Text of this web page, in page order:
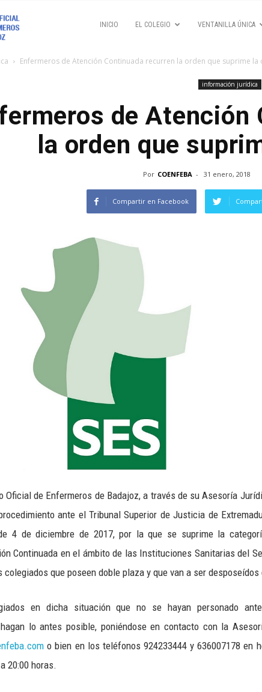
INICIO EL COLEGIO VENTANILLA ÚNICA
Enfermeros de Atención Continuada recurren la orden que suprime la
información jurídica
de Atención
la orden que
Por COENFEBA - 31 enero, 2018
Compartir en Facebook
Oficial de Enfermeros de Badajoz, a través de su Asesoría
ante el Tribunal Superior de Justicia de
4 de diciembre de 2017, por la que se suprime la
Continuada en el ámbito de las Instituciones Sanitarias del
colegiados que poseen doble plaza y que van a ser desposeídos
en dicha situación que no se hayan personado
lo antes posible, poniéndose en contacto con la
o bien en los teléfonos 924233444 y 636007178 en
20:00 horas.